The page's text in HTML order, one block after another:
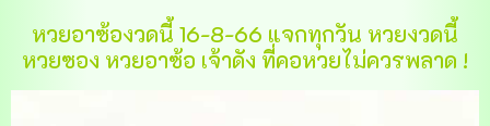
หวยอาซ้องวดนี้ 16-8-66 แจกทุกวัน หวยงวดนี้
หวยซอง หวยอาซ้อ เจ้าดัง ที่คอหวยไม่ควรพลาด !